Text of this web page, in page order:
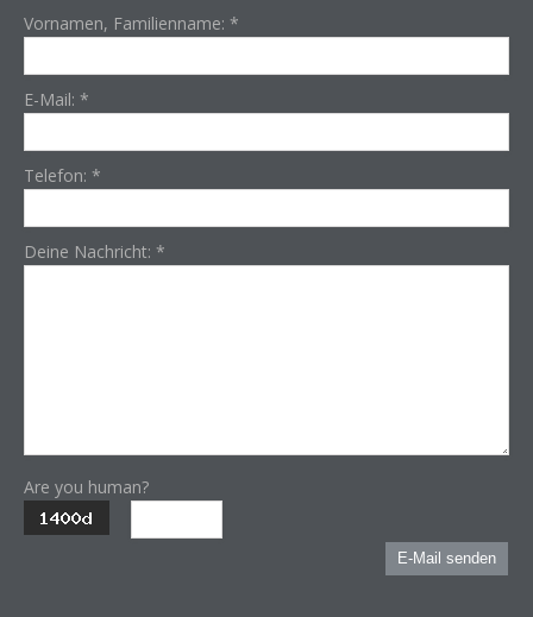
Vornamen, Familienname: *
E-Mail: *
Telefon: *
Deine Nachricht: *
Are you human?
E-Mail senden